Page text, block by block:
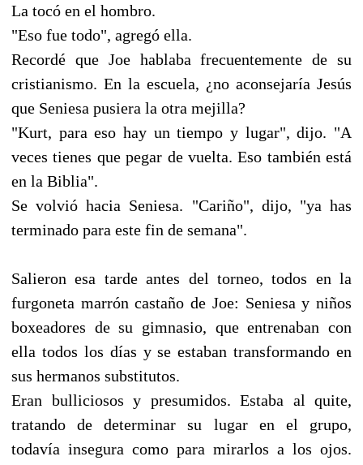
La tocó en el hombro.
"Eso fue todo", agregó ella.
Recordé que Joe hablaba frecuentemente de su
cristianismo. En la escuela, ¿no aconsejaría Jesús
que Seniesa pusiera la otra mejilla?
"Kurt, para eso hay un tiempo y lugar", dijo. "A
veces tienes que pegar de vuelta. Eso también está
en la Biblia".
Se volvió hacia Seniesa. "Cariño", dijo, "ya has
terminado para este fin de semana".
Salieron esa tarde antes del torneo, todos en la
furgoneta marrón castaño de Joe: Seniesa y niños
boxeadores de su gimnasio, que entrenaban con
ella todos los días y se estaban transformando en
sus hermanos substitutos.
Eran bulliciosos y presumidos. Estaba al quite,
tratando de determinar su lugar en el grupo,
todavía insegura como para mirarlos a los ojos.